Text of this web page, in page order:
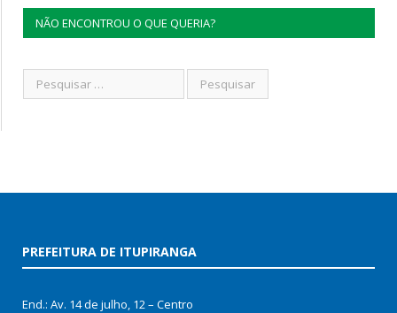
NÃO ENCONTROU O QUE QUERIA?
PREFEITURA DE ITUPIRANGA
End.: Av. 14 de julho, 12 – Centro